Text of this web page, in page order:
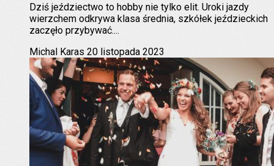
Dziś jeździectwo to hobby nie tylko elit. Uroki jazdy
wierzchem odkrywa klasa średnia, szkółek jeździeckich
zaczęło przybywać....
Michal Karas 20 listopada 2023